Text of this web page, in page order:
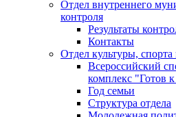
Отдел внутреннего
контроля
Результаты
Контакты
Отдел культуры,
Всероссийский
комплекс "Готов
Год семьи
Структура отдела